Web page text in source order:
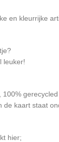
en kleurrijke
leuker!
100% gerecycled
de kaart staat
hier;